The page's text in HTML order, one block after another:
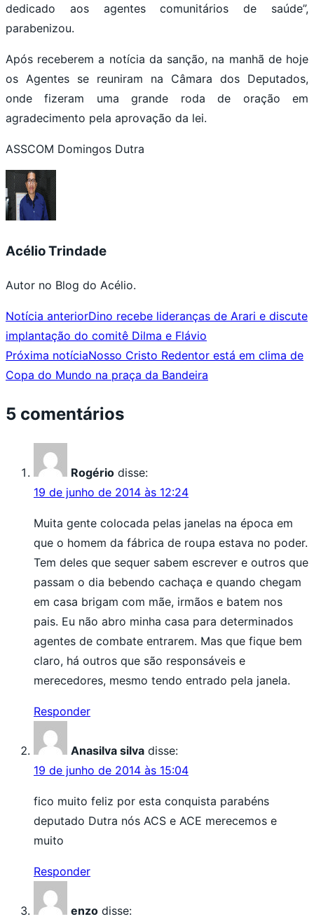
dedicado aos agentes comunitários de saúde”,
parabenizou.
Após receberem a notícia da sanção, na manhã de hoje
os Agentes se reuniram na Câmara dos Deputados,
onde fizeram uma grande roda de oração em
agradecimento pela aprovação da lei.
ASSCOM Domingos Dutra
Acélio Trindade
Autor no Blog do Acélio.
Notícia anteriorDino recebe lideranças de Arari e discute
implantação do comitê Dilma e Flávio
Próxima notíciaNosso Cristo Redentor está em clima de
Copa do Mundo na praça da Bandeira
5 comentários
Rogério disse:
19 de junho de 2014 às 12:24
Muita gente colocada pelas janelas na época em
que o homem da fábrica de roupa estava no poder.
Tem deles que sequer sabem escrever e outros que
passam o dia bebendo cachaça e quando chegam
em casa brigam com mãe, irmãos e batem nos
pais. Eu não abro minha casa para determinados
agentes de combate entrarem. Mas que fique bem
claro, há outros que são responsáveis e
merecedores, mesmo tendo entrado pela janela.
Responder
Anasilva silva disse:
19 de junho de 2014 às 15:04
fico muito feliz por esta conquista parabéns
deputado Dutra nós ACS e ACE merecemos e
muito
Responder
enzo disse: